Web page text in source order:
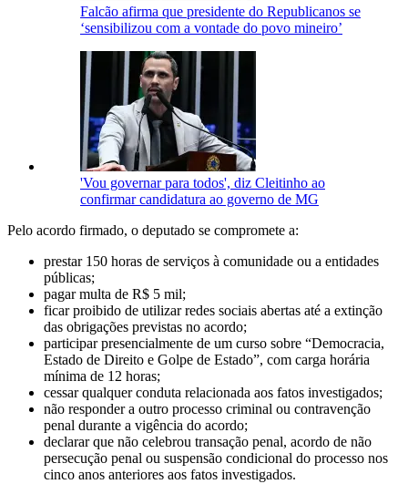
Falcão afirma que presidente do Republicanos se
‘sensibilizou com a vontade do povo mineiro’
'Vou governar para todos', diz Cleitinho ao
confirmar candidatura ao governo de MG
Pelo acordo firmado, o deputado se compromete a:
prestar 150 horas de serviços à comunidade ou a entidades
públicas;
pagar multa de R$ 5 mil;
ficar proibido de utilizar redes sociais abertas até a extinção
das obrigações previstas no acordo;
participar presencialmente de um curso sobre “Democracia,
Estado de Direito e Golpe de Estado”, com carga horária
mínima de 12 horas;
cessar qualquer conduta relacionada aos fatos investigados;
não responder a outro processo criminal ou contravenção
penal durante a vigência do acordo;
declarar que não celebrou transação penal, acordo de não
persecução penal ou suspensão condicional do processo nos
cinco anos anteriores aos fatos investigados.